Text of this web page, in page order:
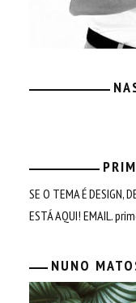
SE O TEMA É DESIGN,
ESTÁ AQUI! EMAIL.
NUNO